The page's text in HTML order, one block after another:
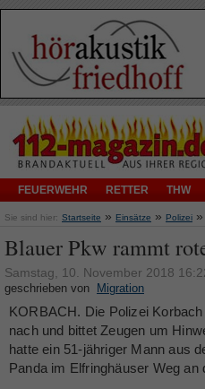
FEUERWEHR RETTER THW
Sie sind hier: Startseite » Einsätze » Polizei »
Blauer Pkw rammt
Samstag, 10. November 2018
geschrieben von Migration
KORBACH. Die Polizei
nach und bittet Zeugen um
hatte ein 51-jähriger Mann aus
Panda im Elfringhäuser Weg